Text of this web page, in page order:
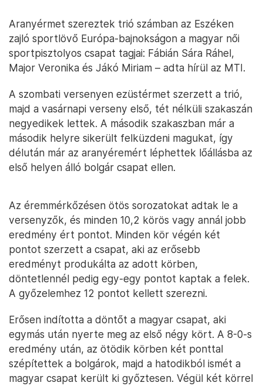
Aranyérmet szereztek trió számban az Eszéken
zajló sportlövő Európa-bajnokságon a magyar női
sportpisztolyos csapat tagjai: Fábián Sára Ráhel,
Major Veronika és Jákó Miriam – adta hírül az MTI.
A szombati versenyen ezüstérmet szerzett a trió,
majd a vasárnapi verseny első, tét nélküli szakaszán
negyedikek lettek. A második szakaszban már a
második helyre sikerült felküzdeni magukat, így
délután már az aranyéremért léphettek lőállásba az
első helyen álló bolgár csapat ellen.
Az éremmérkőzésen ötös sorozatokat adtak le a
versenyzők, és minden 10,2 körös vagy annál jobb
eredmény ért pontot. Minden kör végén két
pontot szerzett a csapat, aki az erősebb
eredményt produkálta az adott körben,
döntetlennél pedig egy-egy pontot kaptak a felek.
A győzelemhez 12 pontot kellett szerezni.
Erősen indította a döntőt a magyar csapat, aki
egymás után nyerte meg az első négy kört. A 8-0-s
eredmény után, az ötödik körben két ponttal
szépítettek a bolgárok, majd a hatodikból ismét a
magyar csapat került ki győztesen. Végül két körrel